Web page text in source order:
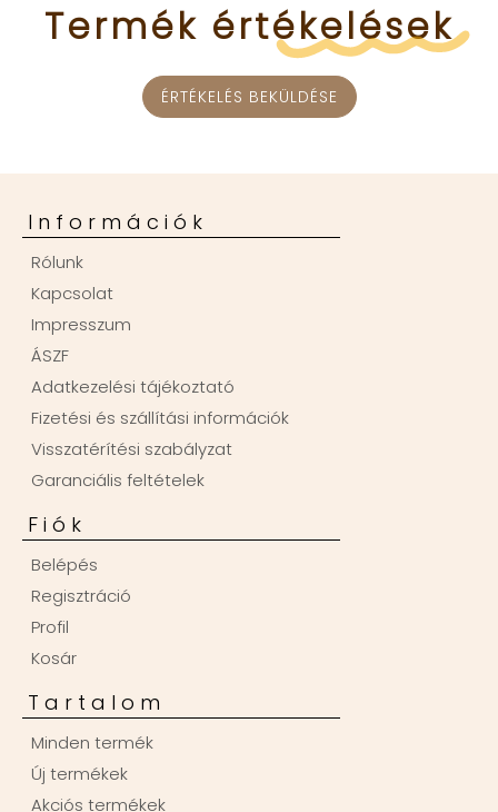
Termék értékelések
ÉRTÉKELÉS BEKÜLDÉSE
Információk
Rólunk
Kapcsolat
Impresszum
ÁSZF
Adatkezelési tájékoztató
Fizetési és szállítási információk
Visszatérítési szabályzat
Garanciális feltételek
Fiók
Belépés
Regisztráció
Profil
Kosár
Tartalom
Minden termék
Új termékek
Akciós termékek